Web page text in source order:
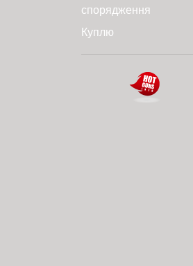
спорядження
Куплю